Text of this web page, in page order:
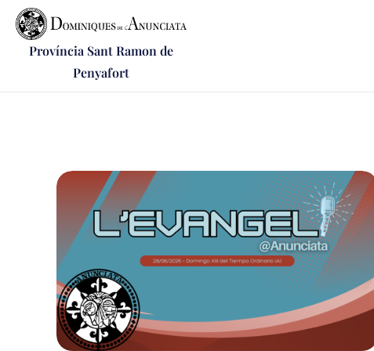
Província Sant Ramon de
Penyafort